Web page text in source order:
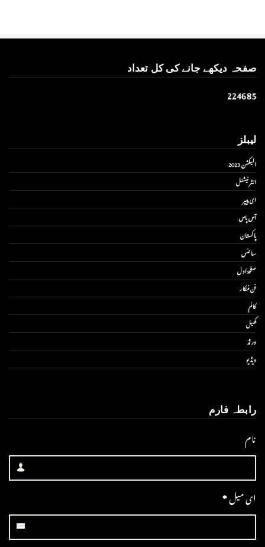
صفحہ دیکھے جانے کی کل تعداد
224685
لیبلز
الیکشن 2023
انٹر نیشنل
ای پیپر
آس پاس
پاکستان
سائنس
صفحۂ اول
فن فنکار
کالم
کھیل
ورلڈ
ویڈیو
رابطہ فارم
نام
ای میل*